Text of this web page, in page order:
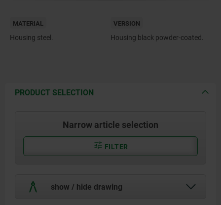
MATERIAL
Housing steel.
VERSION
Housing black powder-coated.
PRODUCT SELECTION
Narrow article selection
FILTER
show / hide drawing